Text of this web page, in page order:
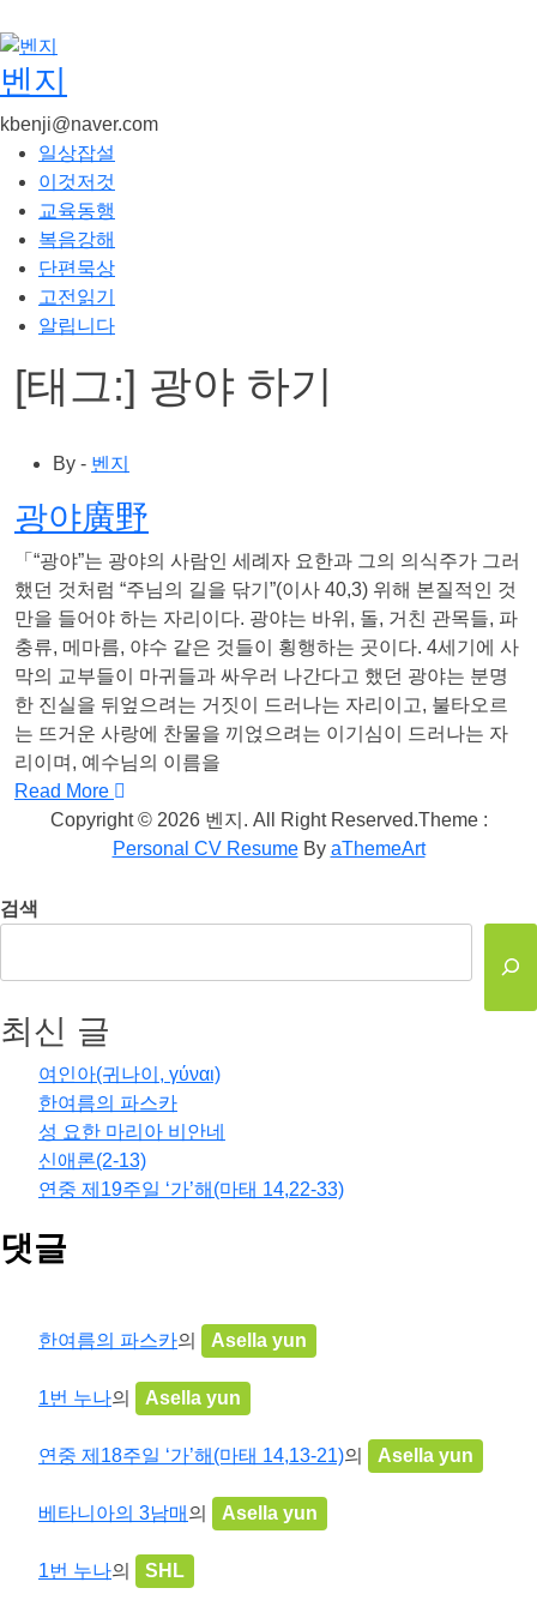
텐
츠
로
건
벤지
kbenji@naver.com
일상잡설
이것저것
교육동행
복음강해
단편묵상
고전읽기
알립니다
[태그:] 광야 하기
By - 벤지
광야廣野
「“광야”는 광야의 사람인 세례자 요한과 그의 의식주가 그러
했던 것처럼 “주님의 길을 닦기”(이사 40,3) 위해 본질적인 것
만을 들어야 하는 자리이다. 광야는 바위, 돌, 거친 관목들, 파
충류, 메마름, 야수 같은 것들이 횡행하는 곳이다. 4세기에 사
막의 교부들이 마귀들과 싸우러 나간다고 했던 광야는 분명
한 진실을 뒤엎으려는 거짓이 드러나는 자리이고, 불타오르
는 뜨거운 사랑에 찬물을 끼얹으려는 이기심이 드러나는 자
리이며, 예수님의 이름을
Read More
Copyright © 2026 벤지. All Right Reserved.Theme :
Personal CV ResumeBy aThemeArt
검색
최신 글
여인아(귀나이, γύναι)
한여름의 파스카
성 요한 마리아 비안네
신애론(2-13)
연중 제19주일 ‘가’해(마태 14,22-33)
댓글
한여름의 파스카의 Asella yun
1번 누나의 Asella yun
연중 제18주일 ‘가’해(마태 14,13-21)의 Asella yun
베타니아의 3남매 의 Asella yun
1번 누나의 SHL